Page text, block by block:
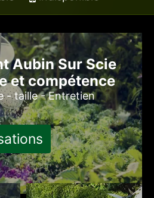
Aubin Sur Scie
et compétence
- taille - Entretien